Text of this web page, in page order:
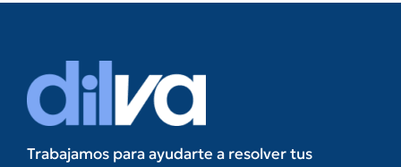
Trabajamos para ayudarte a resolver tus